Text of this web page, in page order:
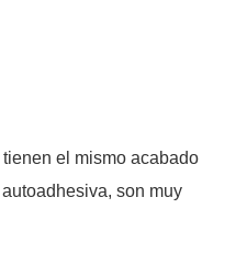
el mismo acabado
son muy